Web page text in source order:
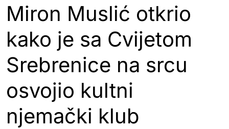
Miron Muslić otkrio
kako je sa Cvijetom
Srebrenice na srcu
osvojio kultni
njemački klub